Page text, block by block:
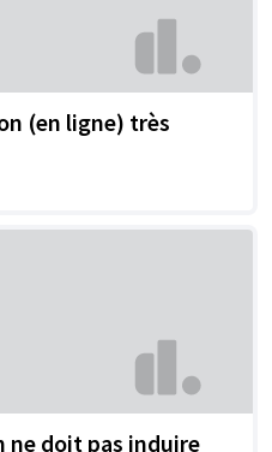
(en ligne) très
ne doit pas induire